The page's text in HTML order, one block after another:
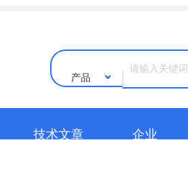
产品
技术文章 企业